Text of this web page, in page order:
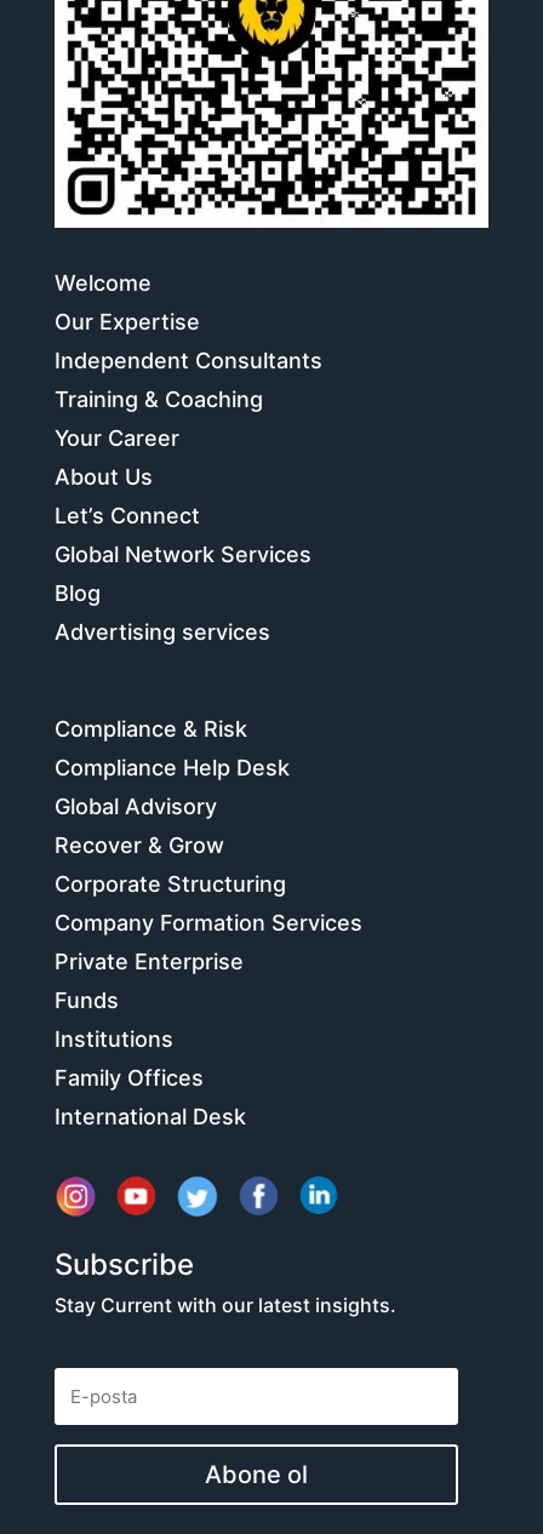
Welcome
Our Expertise
Independent Consultants
Training & Coaching
Your Career
About Us
Let’s Connect
Global Network Services
Blog
Advertising services
Compliance & Risk
Compliance Help Desk
Global Advisory
Recover & Grow
Corporate Structuring
Company Formation Services
Private Enterprise
Funds
Institutions
Family Offices
International Desk
Subscribe
Stay Current with our latest insights.
Abone ol